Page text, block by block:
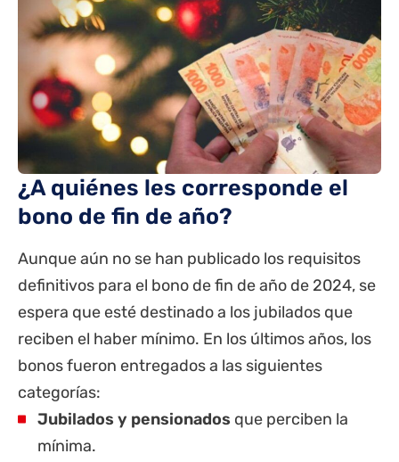
¿A quiénes les corresponde el
bono de fin de año?
Aunque aún no se han publicado los requisitos
definitivos para el bono de fin de año de 2024, se
espera que esté destinado a los jubilados que
reciben el haber mínimo. En los últimos años, los
bonos fueron entregados a las siguientes
categorías:
Jubilados y pensionados que perciben la
mínima.